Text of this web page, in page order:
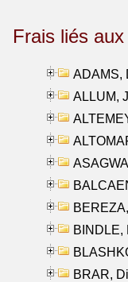
Frais liés
ADAMS,
ALLUM,
BINDLE,
BRAR,